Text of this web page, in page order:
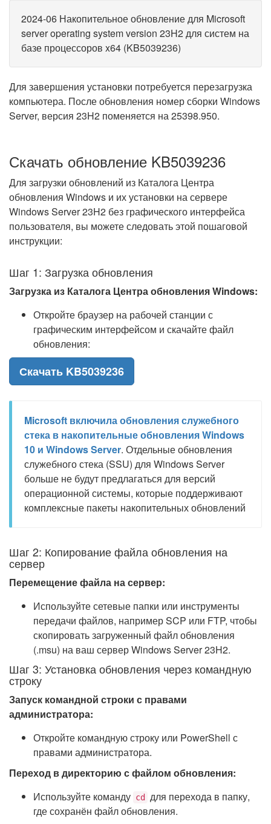
2024-06 Накопительное обновление для Microsoft
server operating system version 23H2 для систем на
базе процессоров x64 (KB5039236)
Для завершения установки потребуется перезагрузка
компьютера. После обновления номер сборки Windows
Server, версия 23H2 поменяется на 25398.950.
Скачать обновление KB5039236
Для загрузки обновлений из Каталога Центра
обновления Windows и их установки на сервере
Windows Server 23H2 без графического интерфейса
пользователя, вы можете следовать этой пошаговой
инструкции:
Шаг 1: Загрузка обновления
Загрузка из Каталога Центра обновления Windows:
Откройте браузер на рабочей станции с
графическим интерфейсом и скачайте файл
обновления:
Скачать KB5039236
Microsoft включила обновления служебного
стека в накопительные обновления Windows
10 и Windows Server. Отдельные обновления
служебного стека (SSU) для Windows Server
больше не будут предлагаться для версий
операционной системы, которые поддерживают
комплексные пакеты накопительных обновлений
Шаг 2: Копирование файла обновления на
сервер
Перемещение файла на сервер:
Используйте сетевые папки или инструменты
передачи файлов, например SCP или FTP, чтобы
скопировать загруженный файл обновления
(.msu) на ваш сервер Windows Server 23H2.
Шаг 3: Установка обновления через командную
строку
Запуск командной строки с правами
администратора:
Откройте командную строку или PowerShell с
правами администратора.
Переход в директорию с файлом обновления:
Используйте команду cd
для перехода в папку,
где сохранён файл обновления.